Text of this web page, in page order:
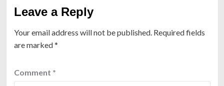
Leave a Reply
Your email address will not be published. Required fields
are marked*
Comment *